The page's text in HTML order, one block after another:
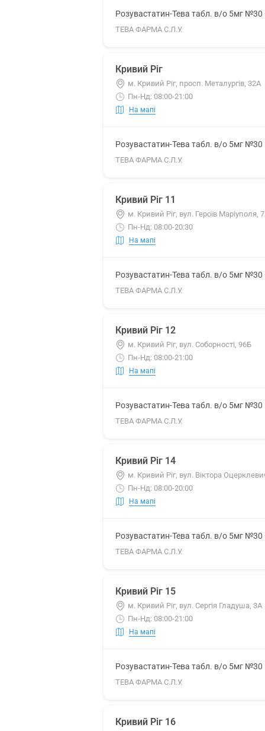
Розувастатин-Тева табл. в/о 5мг №30
ТЕВА ФАРМА С.Л.У.
Кривий Ріг
м. Кривий Ріг, просп. Металургів, 32А
Пн-Нд: 08:00-21:00
На мапі
Розувастатин-Тева табл. в/о 5мг №30
ТЕВА ФАРМА С.Л.У.
Кривий Ріг 11
м. Кривий Ріг, вул. Героїв Маріуполя,
Пн-Нд: 08:00-20:30
На мапі
Розувастатин-Тева табл. в/о 5мг №30
ТЕВА ФАРМА С.Л.У.
Кривий Ріг 12
м. Кривий Ріг, вул. Соборності, 96Б
Пн-Нд: 08:00-21:00
На мапі
Розувастатин-Тева табл. в/о 5мг №30
ТЕВА ФАРМА С.Л.У.
Кривий Ріг 14
м. Кривий Ріг, вул. Віктора
Пн-Нд: 08:00-20:00
На мапі
Розувастатин-Тева табл. в/о 5мг №30
ТЕВА ФАРМА С.Л.У.
Кривий Ріг 15
м. Кривий Ріг, вул. Сергія Гладуша, 3А
Пн-Нд: 08:00-21:00
На мапі
Розувастатин-Тева табл. в/о 5мг №30
ТЕВА ФАРМА С.Л.У.
Кривий Ріг 16